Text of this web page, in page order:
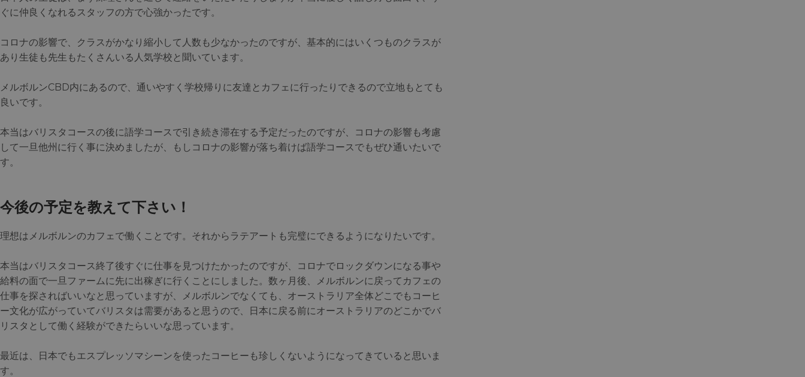
ぐに仲良くなれるスタッフの方で心強かったです。
コロナの影響で、クラスがかなり縮小して人数も少なかったのですが、基本的にはいくつものクラスが
あり生徒も先生もたくさんいる人気学校と聞いています。
メルボルンCBD内にあるので、通いやすく学校帰りに友達とカフェに行ったりできるので立地もとても
良いです。
本当はバリスタコースの後に語学コースで引き続き滞在する予定だったのですが、コロナの影響も考慮
して一旦他州に行く事に決めましたが、もしコロナの影響が落ち着けば語学コースでもぜひ通いたいで
す。
今後の予定を教えて下さい！
理想はメルボルンのカフェで働くことです。それからラテアートも完璧にできるようになりたいです。
本当はバリスタコース終了後すぐに仕事を見つけたかったのですが、コロナでロックダウンになる事や
給料の面で一旦ファームに先に出稼ぎに行くことにしました。数ヶ月後、メルボルンに戻ってカフェの
仕事を探さればいいなと思っていますが、メルボルンでなくても、オーストラリア全体どこでもコーヒ
ー文化が広がっていてバリスタは需要があると思うので、日本に戻る前にオーストラリアのどこかでバ
リスタとして働く経験ができたらいいな思っています。
最近は、日本でもエスプレッソマシーンを使ったコーヒーも珍しくないようになってきていると思いま
す。